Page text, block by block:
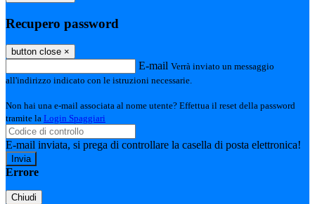
Recupero password
button close ×
E-mail Verrà inviato un messaggio
all'indirizzo indicato con le istruzioni necessarie.
Non hai una e-mail associata al nome utente? Effettua il reset della password
tramite la Login Spaggiari
E-mail inviata, si prega di controllare la casella di posta elettronica!
Errore
Chiudi